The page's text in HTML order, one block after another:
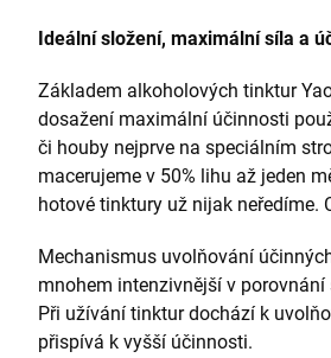
Ideální složení, maximální síla a
Základem alkoholových tinktur
dosažení maximální účinnosti
či houby nejprve na speciálním
macerujeme v 50% lihu až jeden
hotové tinktury už nijak neředíme.
Mechanismus uvolňování
mnohem intenzivnější v
Při užívání tinktur dochází k
přispívá k vyšší účinnosti.